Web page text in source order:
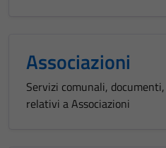
Associazioni
Servizi comunali,
relativi a Associazioni